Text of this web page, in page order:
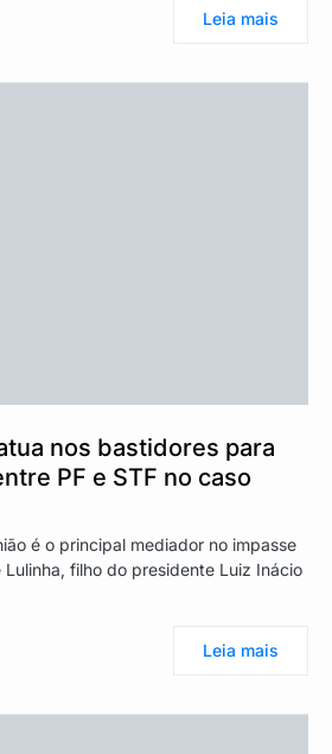
Leia mais
nos bastidores para
PF e STF no caso
é o principal mediador no impasse
filho do presidente Luiz Inácio
Leia mais